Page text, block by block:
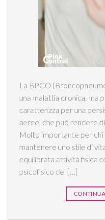
La BPCO
una malattia cronica, ma
caratterizza per una
aeree, che può rendere
Molto importante per
mantenere uno stile di
equilibrata attività fisica
psicofisico del […]